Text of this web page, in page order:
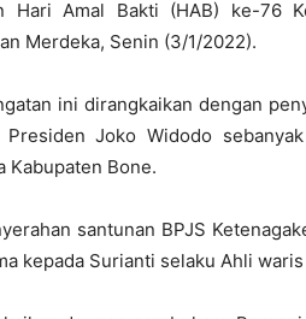
Hari Amal Bakti (HAB) ke-76
Merdeka, Senin (3/1/2022).
ini dirangkaikan dengan
Joko Widodo
Kabupaten Bone.
santunan BPJS
kepada Surianti selaku Ahli